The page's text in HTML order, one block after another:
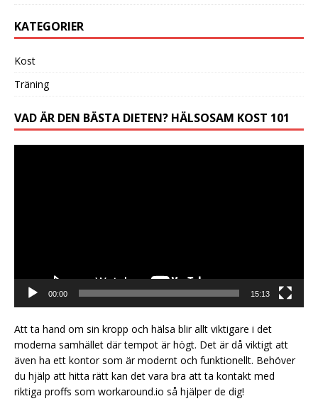
KATEGORIER
Kost
Träning
VAD ÄR DEN BÄSTA DIETEN? HÄLSOSAM KOST 101
00:00 15:13
Att ta hand om sin kropp och hälsa blir allt viktigare i det
moderna samhället där tempot är högt. Det är då viktigt att
även ha ett kontorsom är modernt och funktionellt. Behöver
du hjälp att hitta rätt kan det vara bra att ta kontakt med
riktiga proffs som workaround.io så hjälper de dig!